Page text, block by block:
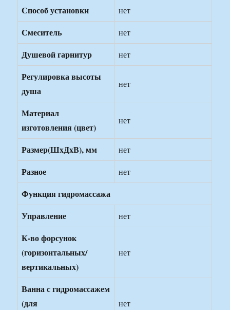
Способ установки
нет
Смеситель нет
Душевой гарнитур нет
Регулировка высоты
душа
нет
Материал
изготовления (цвет)
нет
Размер(ШxДxВ), мм нет
Разное нет
Функция гидромассажа
Управление
нет
К-во форсунок
(горизонтальных/
вертикальных)
нет
Ванна с гидромассажем
(для
нет